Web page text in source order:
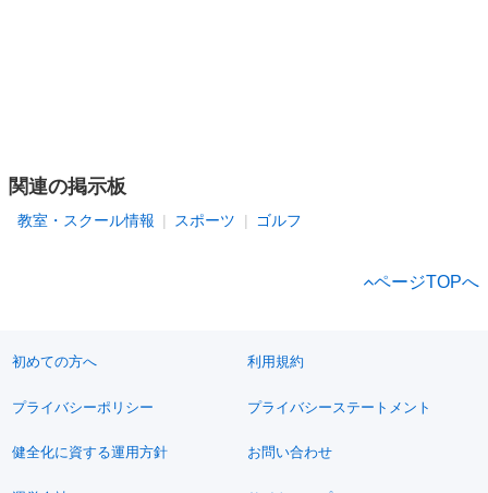
関連の掲示板
教室・スクール情報 スポーツ ゴルフ
ページTOPへ
初めての方へ 利用規約
プライバシーポリシー プライバシーステートメント
健全化に資する運用方針 お問い合わせ